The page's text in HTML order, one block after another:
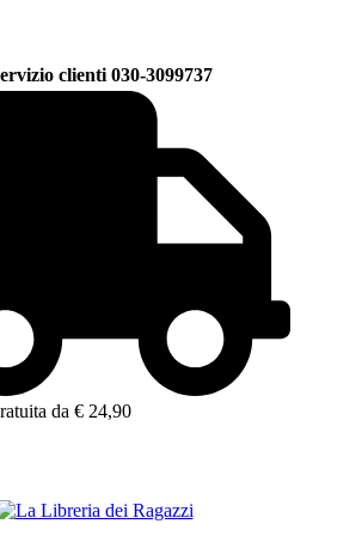
clienti 030-3099737
da € 24,90